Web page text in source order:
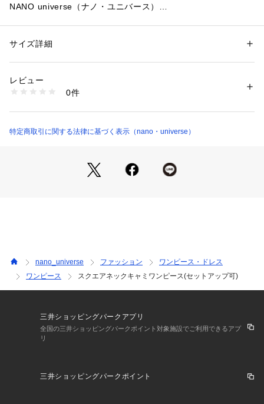
NANO universe（ナノ・ユニバース）
女性らしく上品な雰囲気のキャミワンピ。スクエアネックで直
なワンピースです。一枚でワンピースとしても、同素材のパン
ツと合わせてセットアップコーデとしても着用頂けます！
・女性らしく上品な雰囲気のキャミワンピ
・鎖骨やデコルテ周りをすっきり見せてくれる一品
・肩紐は長さ調節が可能
・着心地の良さとイージーケアが謳えるキレイ目な印象◎
・手洗いに対応したウォッシャブル素材
6694227312　ドロストギャザーパンツ(セットアップ可)
■取扱方法
附属部分にはアイロンを当てないで下さい。この商品は、糸及
性別：レディース
素材：（表地）ポリエステル 100%（裏地）ポリエステル 100%
洗濯：手洗い 漂白× アイロン110℃ ドライ弱い タンブル乾燥× 吊り干し
ウェット非常に弱い
商品番号：1096600001058 （モール）
サイズ詳細
レビュー
0件
特定商取引に関する法律に基づく表示（nano・universe）
nano_universe ファッション
ワンピース・ドレス
ワンピース
スクエアネックキャミワンピース(セットアップ可)
三井ショッピングパークアプリ
全国の三井ショッピングパークポイント対象施設でご利用できるアプ
リ
三井ショッピングパークポイント